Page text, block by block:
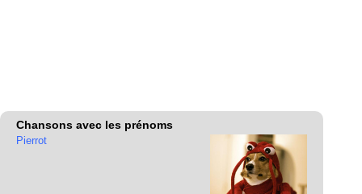
Chansons avec les prénoms
Pierrot